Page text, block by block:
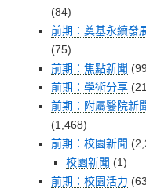
(84)
前期：奠基永續發
(75)
前期：焦點新聞
前期：學術分享
前期：附屬醫院新
(1,468)
前期：校園新聞
校園新聞 (1)
前期：校園活力